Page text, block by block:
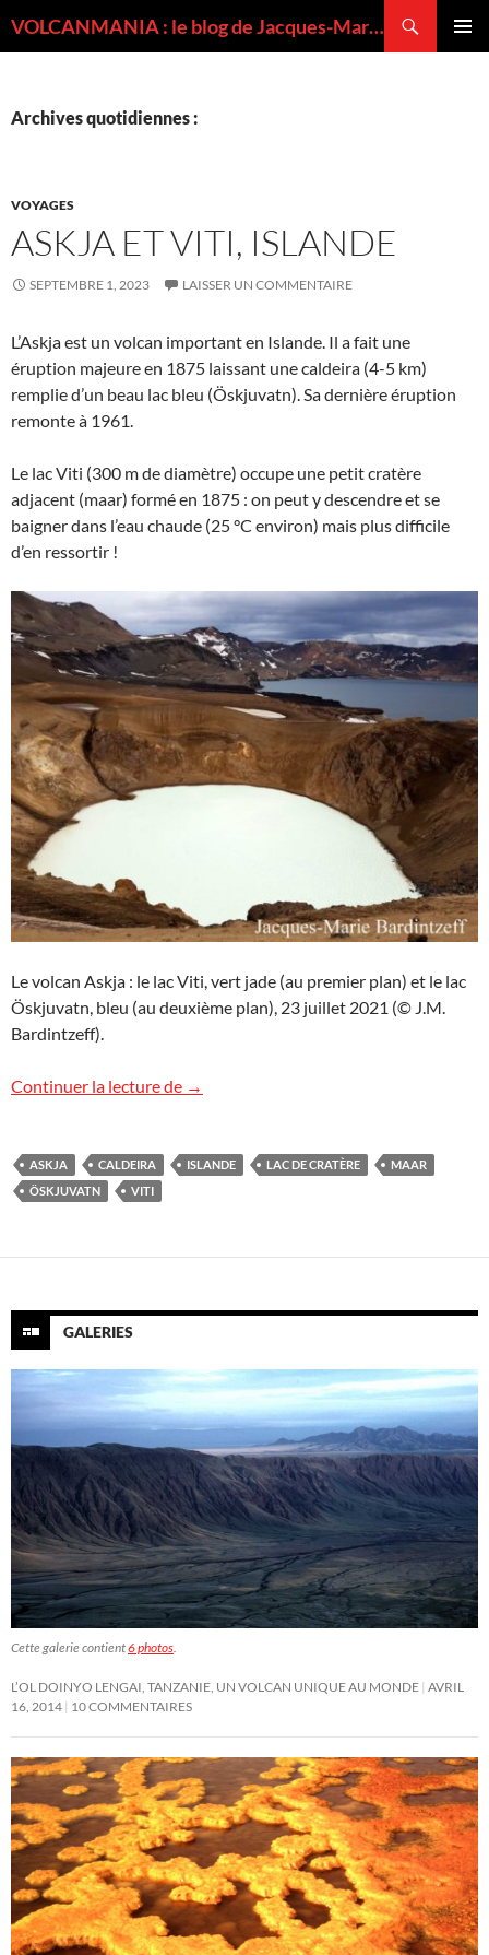
VOLCANMANIA : le blog de Jacques-Marie BARDINTZEFF, volcanologue
Archives quotidiennes :
VOYAGES
ASKJA ET VITI, ISLANDE
SEPTEMBRE 1, 2023 LAISSER UN COMMENTAIRE
L’Askja est un volcan important en Islande. Il a fait une
éruption majeure en 1875 laissant une caldeira (4-5 km)
remplie d’un beau lac bleu (Öskjuvatn). Sa dernière éruption
remonte à 1961.
Le lac Viti (300 m de diamètre) occupe une petit cratère
adjacent (maar) formé en 1875 : on peut y descendre et se
baigner dans l’eau chaude (25 °C environ) mais plus difficile
d’en ressortir !
Le volcan Askja : le lac Viti, vert jade (au premier plan) et le lac
Öskjuvatn, bleu (au deuxième plan), 23 juillet 2021 (© J.M.
Bardintzeff).
Continuer la lecture de Askja et Viti, Islande
→
ASKJA CALDEIRA ISLANDE LAC DE CRATÈRE
MAAR
ÖSKJUVATN
VITI
GALERIES
Cette galerie contient6 photos.
L’OL DOINYO LENGAI, TANZANIE, UN VOLCAN UNIQUE AU MONDE AVRIL
16, 2014 10 COMMENTAIRES